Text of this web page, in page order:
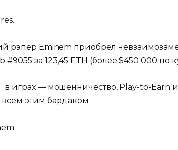
рэпер Eminem приобрел
#9055 за 123,45 ETH (более $450 000 по